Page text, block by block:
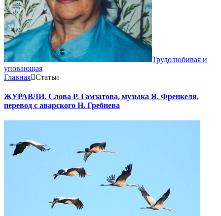
Трудолюбивая и
уповающая
Главная Статьи
ЖУРАВЛИ. Слова Р. Гамзатова, музыка Я. Френкеля,
перевод с аварского Н. Гребнева